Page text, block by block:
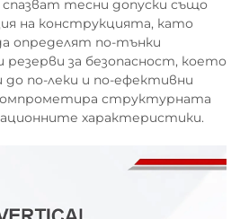
тесни допуски също
на конструкцията, като
определят по-тънки
резерви за безопасност, което
до по-леки и по-ефективни
структурната
характеристики.